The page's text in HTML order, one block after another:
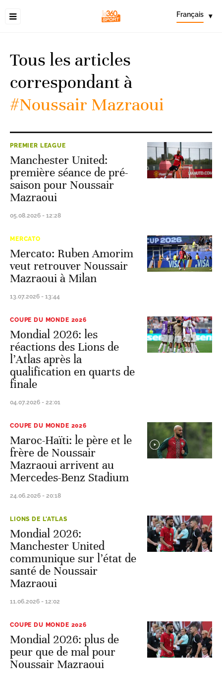
Français ▾
Tous les articles
correspondant à
#Noussair Mazraoui
PREMIER LEAGUE
Manchester United:
première séance de pré-
saison pour Noussair
Mazraoui
05.08.2026 - 12:28
MERCATO
Mercato: Ruben Amorim
veut retrouver Noussair
Mazraoui à Milan
13.07.2026 - 13:44
COUPE DU MONDE 2026
Mondial 2026: les
réactions des Lions de
l’Atlas après la
qualification en quarts de
finale
04.07.2026 - 22:01
COUPE DU MONDE 2026
Maroc-Haïti: le père et le
frère de Noussair
Mazraoui arrivent au
Mercedes-Benz Stadium
24.06.2026 - 20:18
LIONS DE L'ATLAS
Mondial 2026:
Manchester United
communique sur l’état de
santé de Noussair
Mazraoui
11.06.2026 - 12:02
COUPE DU MONDE 2026
Mondial 2026: plus de
peur que de mal pour
Noussair Mazraoui